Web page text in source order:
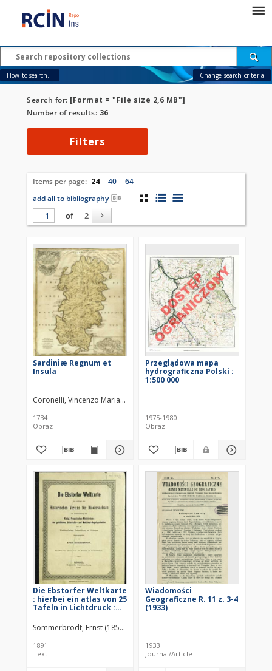
How to search... Change search criteria
Search for: [Format = "File size 2,6 MB"]
Number of results: 36
Filters
Items per page: 24 40
64
add all to bibliography
of
2
Sardiniæ Regnum et
Insula
Coronelli, Vincenzo Maria (1650–1718)
1734
Obraz
Przeglądowa mapa
hydrograficzna Polski :
1:500 000
1975-1980
Obraz
Die Ebstorfer Weltkarte
: hierbei ein atlas von 25
Tafeln in Lichtdruck :
Sommerbrodt, Ernst (1851– )
1891
Text
Wiadomości
Geograficzne R. 11 z. 3-4
(1933)
1933
Journal/Article